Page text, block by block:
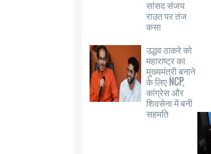
सांसद संजय
राउत पर तंज
कसा
उद्धव ठाकरे को
महाराष्ट्र का
मुख्यमंत्री बनाने
के लिए NCP,
कांग्रेस और
शिवसेना में बनी
सहमति